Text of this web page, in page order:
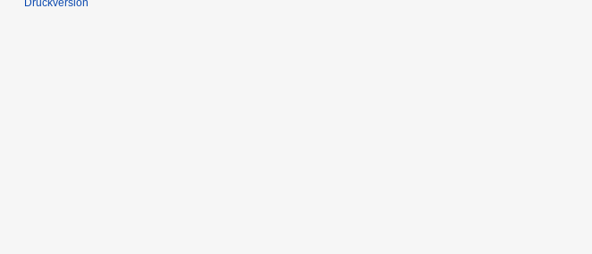
Druckversion